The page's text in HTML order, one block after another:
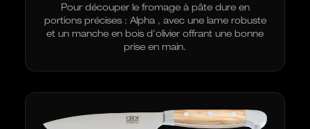
Pour découper le fromage à pâte dure en
portions précises : Alpha , avec une lame robuste
et un manche en bois d'olivier offrant une bonne
prise en main.